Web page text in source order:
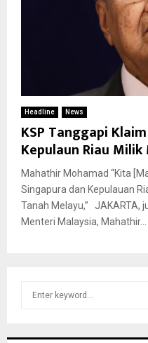
Headline News
KSP Tanggapi
Kepulaun Riau
Mahathir Mohamad “Kita
Singapura dan Kepulauan
Tanah Melayu,” JAKARTA,
Menteri Malaysia, Mahathir...